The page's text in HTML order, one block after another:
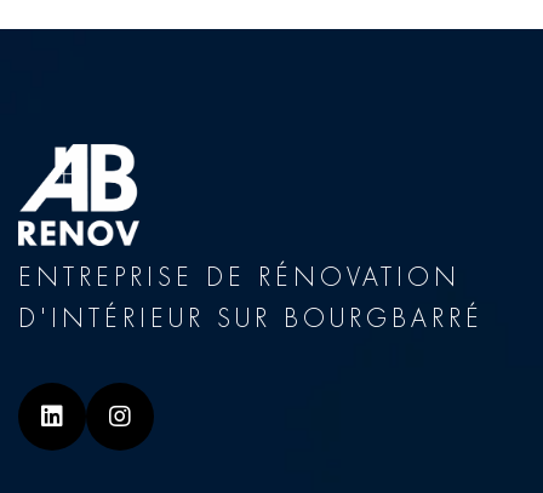
ENTREPRISE DE RÉNOVATION
D'INTÉRIEUR SUR BOURGBARRÉ
Linkedin Instagram